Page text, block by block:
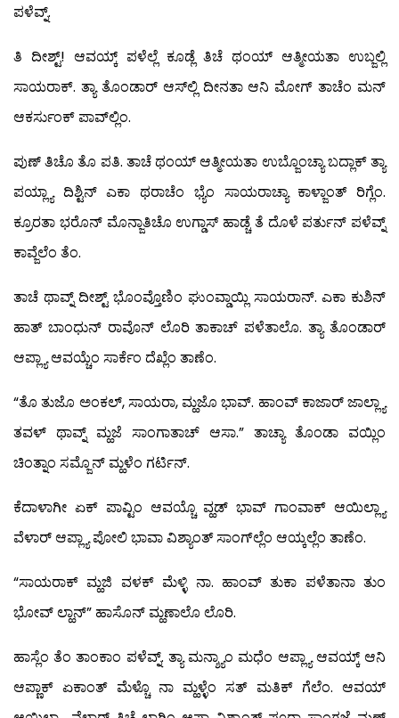
ಪಳೆವ್ನ್.
ತಿ ದೀಶ್ಟ್! ಆವಯ್ಕ್ ಪಳೆಲ್ಲೆ ಕೂಡ್ಲೆ ತಿಚೆ ಥಂಯ್ ಆತ್ಮೀಯತಾ ಉಬ್ಜಲ್ಲಿ
ಸಾಯರಾಕ್. ತ್ಯಾ ತೊಂಡಾರ್ ಆಸ್‍ಲ್ಲಿ ದೀನತಾ ಆನಿ ಮೋಗ್ ತಾಚೆಂ ಮನ್
ಆಕರ್ಸುಂಕ್ ಪಾವ್‍ಲ್ಲಿಂ.
ಪುಣ್ ತಿಚೊ ತೊ ಪತಿ. ತಾಚೆ ಥಂಯ್ ಆತ್ಮೀಯತಾ ಉಬ್ಜೊಂಚ್ಯಾ ಬದ್ಲಾಕ್ ತ್ಯಾ
ಪಯ್ಲ್ಯಾ ದಿಶ್ಟಿನ್ ಎಕಾ ಥರಾಚೆಂ ಭ್ಯೆಂ ಸಾಯರಾಚ್ಯಾ ಕಾಳ್ಜಾಂತ್ ರಿಗ್ಲೆಂ.
ಕ್ರೂರತಾ ಭರೊನ್ ಮೊನ್ಜಾತಿಚೊ ಉಗ್ಡಾಸ್ ಹಾಡ್ಚೆ ತೆ ದೊಳೆ ಪರ್ತುನ್ ಪಳೆವ್ನ್
ಕಾವ್ಜೆಲೆಂ ತೆಂ.
ತಾಚೆ ಥಾವ್ನ್ ದೀಶ್ಟ್ ಭೊಂವ್ತೊಣಿಂ ಘುಂವ್ಡಾಯ್ಲಿ ಸಾಯರಾನ್. ಎಕಾ ಕುಶಿನ್
ಹಾತ್ ಬಾಂಧುನ್ ರಾವೊನ್ ಲೊರಿ ತಾಕಾಚ್ ಪಳೆತಾಲೊ. ತ್ಯಾ ತೊಂಡಾರ್
ಆಪ್ಲ್ಯಾ ಆವಯ್ಚೆಂ ಸಾರ್ಕೆಂ ದೆಖ್ಲೆಂ ತಾಣೆಂ.
“ತೊ ತುಜೊ ಅಂಕಲ್, ಸಾಯರಾ, ಮ್ಹಜೊ ಭಾವ್. ಹಾಂವ್ ಕಾಜಾರ್ ಜಾಲ್ಲ್ಯಾ
ತವಳ್ ಥಾವ್ನ್ ಮ್ಹಜೆ ಸಾಂಗಾತಾಚ್ ಆಸಾ.” ತಾಚ್ಯಾ ತೊಂಡಾ ವಯ್ಲಿಂ
ಚಿಂತ್ನಾಂ ಸಮ್ಜೊನ್ ಮ್ಹಳೆಂ ಗರ್ಟಿನ್.
ಕೆದಾಳಾಗೀ ಏಕ್ ಪಾವ್ಟಿಂ ಆವಯ್ಚೊ ವ್ಹಡ್ ಭಾವ್ ಗಾಂವಾಕ್ ಆಯಿಲ್ಲ್ಯಾ
ವೆಳಾರ್ ಆಪ್ಲ್ಯಾ ಪೋಲಿ ಭಾವಾ ವಿಶ್ಯಾಂತ್ ಸಾಂಗ್‍ಲ್ಲೆಂ ಆಯ್ಕಲ್ಲೆಂ ತಾಣೆಂ.
“ಸಾಯರಾಕ್ ಮ್ಹಜಿ ವಳಕ್ ಮೆಳ್ಳಿ ನಾ. ಹಾಂವ್ ತುಕಾ ಪಳೆತಾನಾ ತುಂ
ಭೋವ್ ಲ್ಹಾನ್” ಹಾಸೊನ್ ಮ್ಹಣಾಲೊ ಲೊರಿ.
ಹಾಸ್ಲೆಂ ತೆಂ ತಾಂಕಾಂ ಪಳೆವ್ನ್. ತ್ಯಾ ಮನ್ಶ್ಯಾಂ ಮಧೆಂ ಆಪ್ಲ್ಯಾ ಆವಯ್ಕ್ ಆನಿ
ಆಪ್ಣಾಕ್ ಏಕಾಂತ್ ಮೆಳ್ಚೊ ನಾ ಮ್ಹಳ್ಳೆಂ ಸತ್ ಮತಿಕ್ ಗೆಲೆಂ. ಆವಯ್